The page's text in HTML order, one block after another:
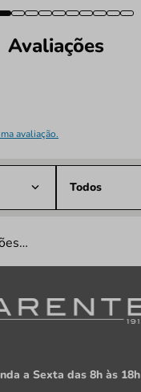
Avaliações
avaliação.
Todos
a Sexta das 8h às 18h